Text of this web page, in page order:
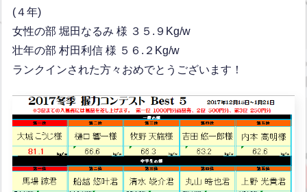
(４年)
女性の部 堀田なるみ 様 ３５.９Kg/w
壮年の部 村田利信 様 ５６.２Kg/w
ランクインされた方々おめでとうございます！